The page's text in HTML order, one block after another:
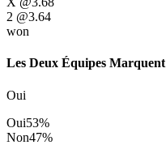
2 @3.64
won
Les Deux Équipes Marquent
Oui
Oui53%
Non47%